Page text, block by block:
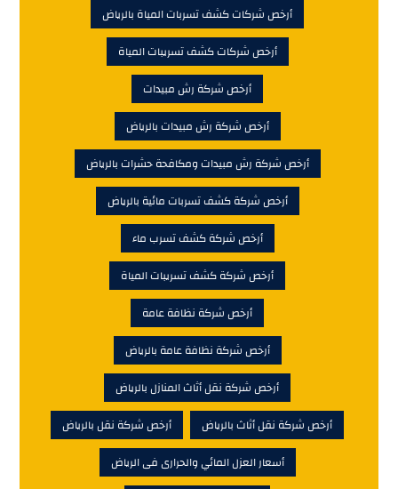
أرخص شركات كشف تسربات المياة بالرياض
أرخص شركات كشف تسريبات المياة
أرخص شركة رش مبيدات
أرخص شركة رش مبيدات بالرياض
أرخص شركة رش مبيدات ومكافحة حشرات بالرياض
أرخص شركة كشف تسربات مائية بالرياض
أرخص شركة كشف تسرب ماء
أرخص شركة كشف تسريبات المياة
أرخص شركة نظافة عامة
أرخص شركة نظافة عامة بالرياض
أرخص شركة نقل أثاث المنازل بالرياض
أرخص شركة نقل أثاث بالرياض
أرخص شركة نقل بالرياض
أسعار العزل المائي والحرارى فى الرياض